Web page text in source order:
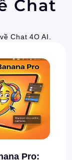
Chat
Chat 4O AI.
Pro: